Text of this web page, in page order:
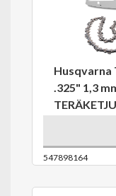
Husqvarna
.325" 1,3
547898164